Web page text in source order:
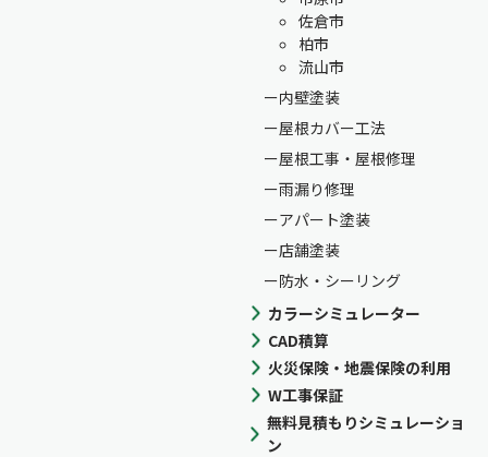
佐倉市
柏市
流山市
内壁塗装
屋根カバー工法
屋根工事・屋根修理
雨漏り修理
アパート塗装
店舗塗装
防水・シーリング
カラーシミュレーター
CAD積算
火災保険・地震保険の利用
W工事保証
無料見積もりシミュレーショ
ン